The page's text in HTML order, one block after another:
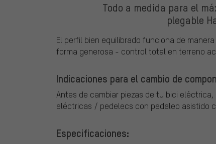
Todo a medida para el
plegable
El perfil bien equilibrado funciona de
forma generosa - control total en terreno
Indicaciones para el cambio de
Antes de cambiar piezas de tu bici
eléctricas / pedelecs con pedaleo asistido
Especificaciones: